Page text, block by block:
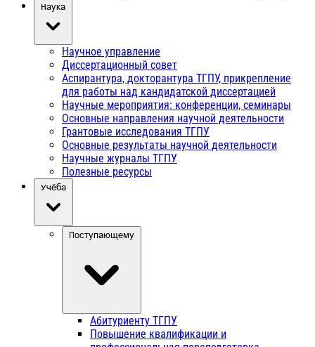
Наука
Научное управление
Диссертационный совет
Аспирантура, докторантура ТГПУ, прикрепление
для работы над кандидатской диссертацией
Научные мероприятия: конференции, семинары
Основные направления научной деятельности
Грантовые исследования ТГПУ
Основные результаты научной деятельности
Научные журналы ТГПУ
Полезные ресурсы
Учёба
Поступающему
Абитуриенту ТГПУ
Повышение квалификации и